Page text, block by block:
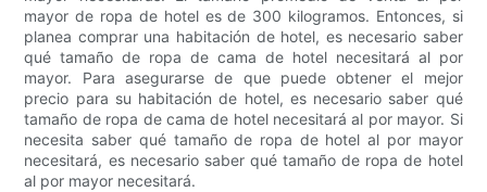
mayor de ropa de hotel es de 300 kilogramos. Entonces, si
planea comprar una habitación de hotel, es necesario saber
qué tamaño de ropa de cama de hotel necesitará al por
mayor. Para asegurarse de que puede obtener el mejor
precio para su habitación de hotel, es necesario saber qué
tamaño de ropa de cama de hotel necesitará al por mayor. Si
necesita saber qué tamaño de ropa de hotel al por mayor
necesitará, es necesario saber qué tamaño de ropa de hotel
al por mayor necesitará.